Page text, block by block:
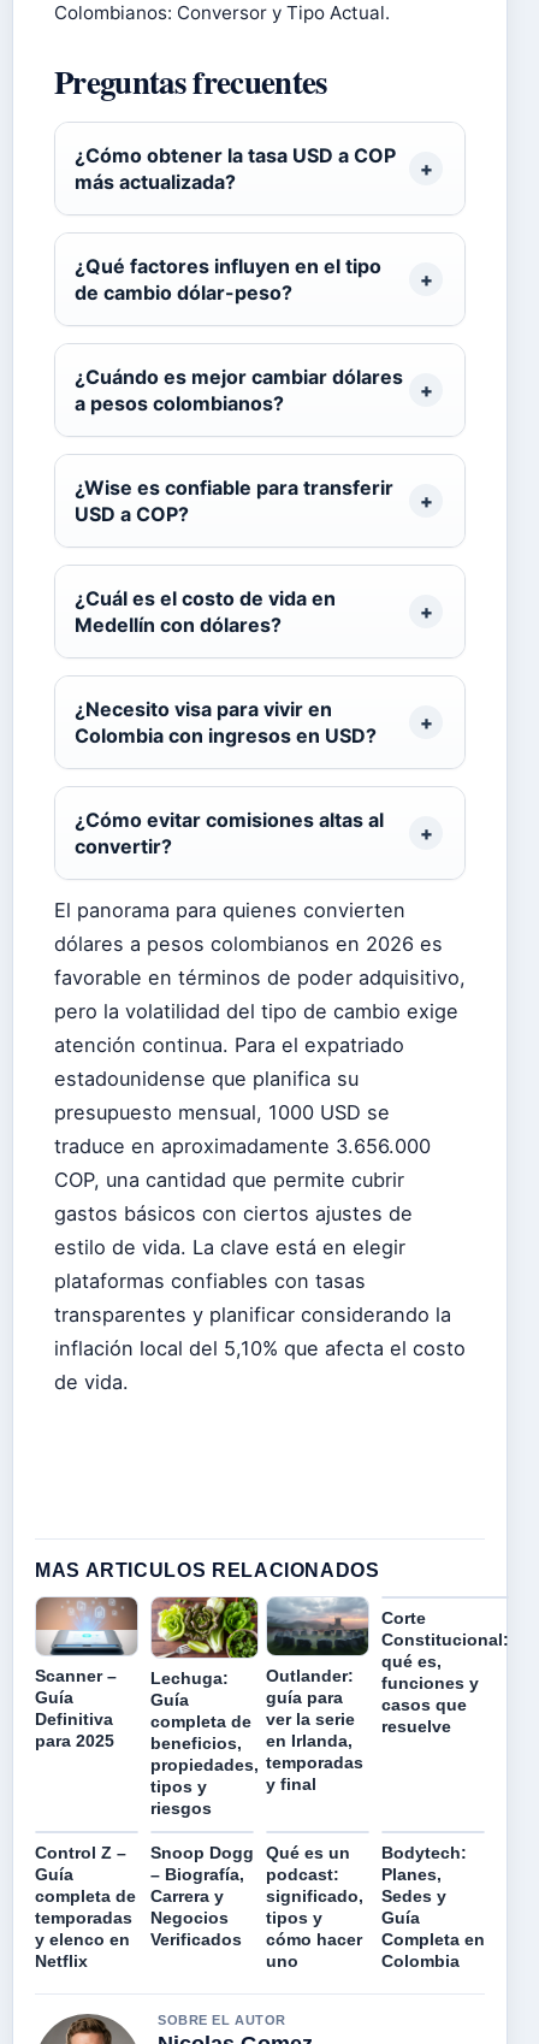
Colombianos: Conversor y Tipo Actual.
Preguntas frecuentes
¿Cómo obtener la tasa USD a COP
más actualizada?
¿Qué factores influyen en el tipo
de cambio dólar-peso?
¿Cuándo es mejor cambiar dólares
a pesos colombianos?
¿Wise es confiable para transferir
USD a COP?
¿Cuál es el costo de vida en
Medellín con dólares?
¿Necesito visa para vivir en
Colombia con ingresos en USD?
¿Cómo evitar comisiones altas al
convertir?
El panorama para quienes convierten
dólares a pesos colombianos en 2026 es
favorable en términos de poder adquisitivo,
pero la volatilidad del tipo de cambio exige
atención continua. Para el expatriado
estadounidense que planifica su
presupuesto mensual, 1000 USD se
traduce en aproximadamente 3.656.000
COP, una cantidad que permite cubrir
gastos básicos con ciertos ajustes de
estilo de vida. La clave está en elegir
plataformas confiables con tasas
transparentes y planificar considerando la
inflación local del 5,10% que afecta el costo
de vida.
MAS ARTICULOS RELACIONADOS
Scanner –
Guía
Definitiva
para 2025
Lechuga:
Guía
completa de
beneficios,
propiedades,
tipos y
riesgos
Outlander:
guía para
ver la serie
en Irlanda,
temporadas
y final
Corte
Constitucional:
qué es,
funciones y
casos que
resuelve
Control Z –
Guía
completa de
temporadas
y elenco en
Netflix
Snoop Dogg
– Biografía,
Carrera y
Negocios
Verificados
Qué es un
podcast:
significado,
tipos y
cómo hacer
uno
Bodytech:
Planes,
Sedes y
Guía
Completa en
Colombia
SOBRE EL AUTOR